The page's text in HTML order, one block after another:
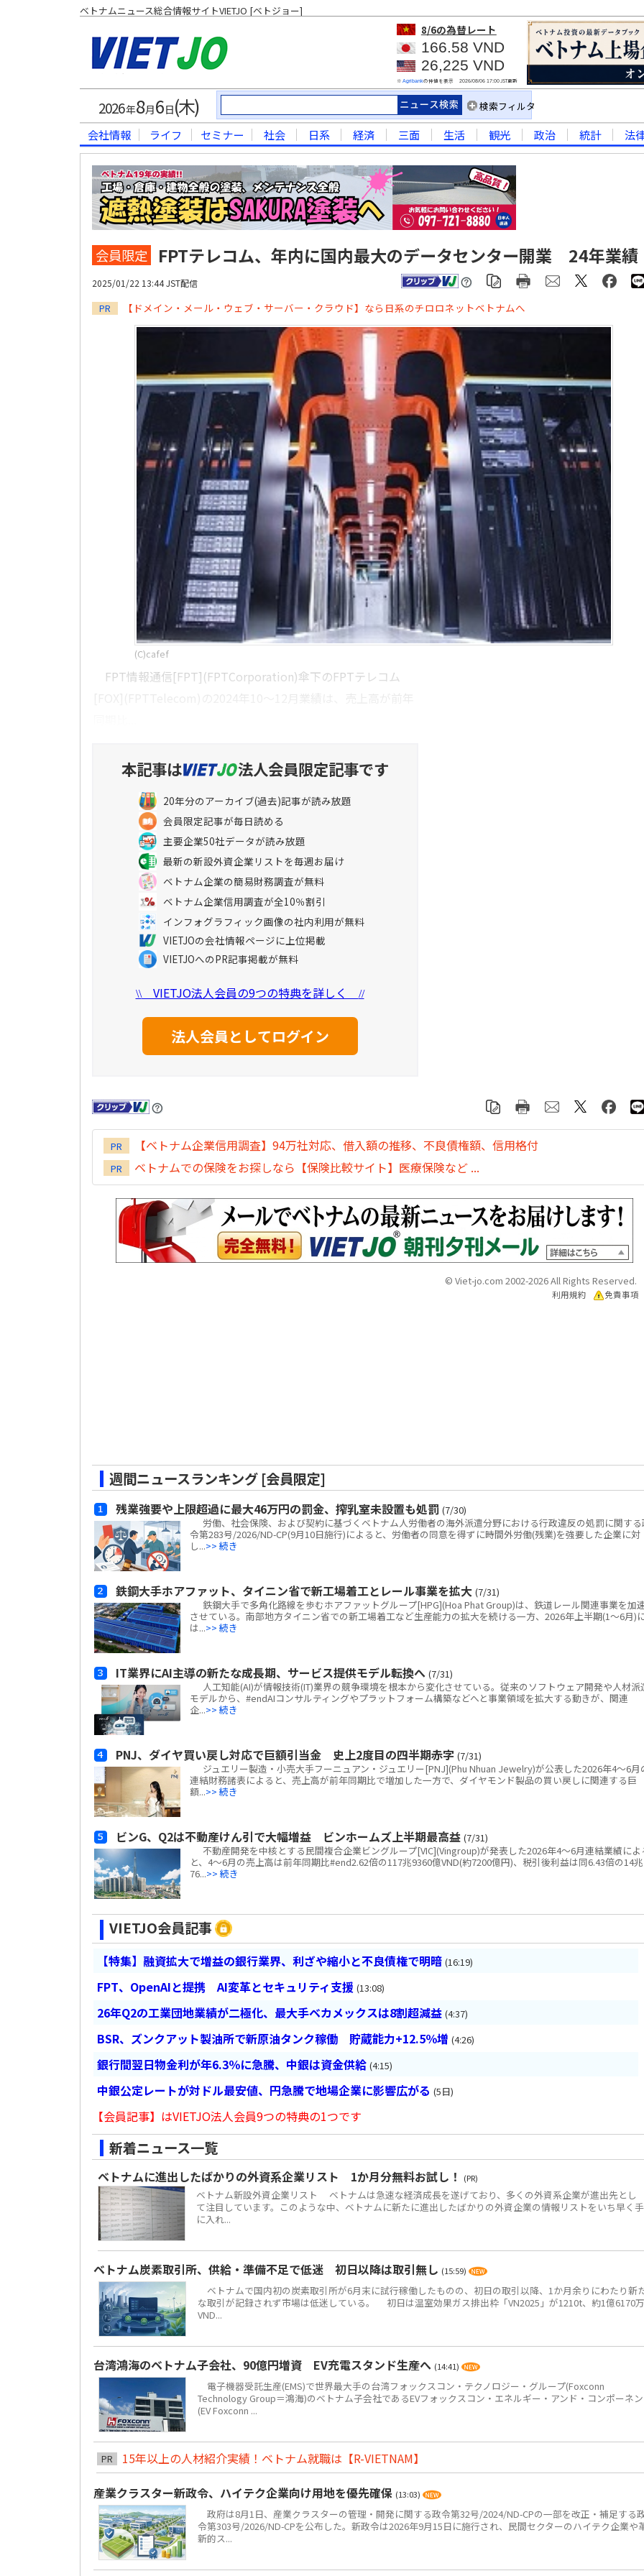
ベトナムニュース総合情報サイトVIETJO [ベトジョー]
8/6の為替レート
166.58 VND
26,225 VND
※ Agribankの仲値を表示 2026/08/06 17:00JST更新
2026年8月6 日(木) 検索フィルタ
会社情報 ライフ セミナー 社会 日系 経済 三面 生活 観光 政治 統計 法
会員限定 FPTテレコム、年内に国内最大のデータセンター開業 24年業績
2025/01/22 13:44 JST配信
PR 【ドメイン・メール・ウェブ・サーバー・クラウド】なら日系のチロロネットベトナムへ
(C)cafef
FPT情報通信[FPT](FPTCorporation)傘下のFPTテレコム
本記事は 法人会員限定記事です
20年分のアーカイブ(過去)記事が読み放題
会員限定記事が毎日読める
主要企業50社データが読み放題
最新の新設外資企業リストを毎週お届け
ベトナム企業の簡易財務調査が無料
ベトナム企業信用調査が全10％割引
インフォグラフィック画像の社内利用が無料
VIETJOの会社情報ページに上位掲載
VIETJOへのPR記事掲載が無料
\\VIETJO法人会員の9つの特典を詳しく //
PR 【ベトナム企業信用調査】94万社対応、借入額の推移、不良債権額、信用格付
PR ベトナムでの保険をお探しなら【保険比較サイト】医療保険など ...
© Viet-jo.com 2002-2026 All Rights Reserved.
利用規約 免責事項
週間ニュースランキング [会員限定]
残業強要や上限超過に最大46万円の罰金、搾乳室未設置も処罰 (7/30)
労働、社会保険、および契約に基づくベトナム人労働者の海外派遣分野における行政違反の処罰に関す
令第283号/2026/ND-CP(9月10日施行)によると、労働者の同意を得ずに時間外労働(残業)を強要した企業に対
し...>> 続き
鉄鋼大手ホアファット、タイニン省で新工場着工とレール事業を拡大 (7/31)
鉄鋼大手で多角化路線を歩むホアファットグループ[HPG](Hoa Phat Group)は、鉄道レール関連事業を加
させている。南部地方タイニン省での新工場着工など生産能力の拡大を続ける一方、2026年上半期(1～6月)
は...>> 続き
IT業界にAI主導の新たな成長期、サービス提供モデル転換へ (7/31)
人工知能(AI)が情報技術(IT)業界の競争環境を根本から変化させている。従来のソフトウェア開発や人材派
モデルから、#endAIコンサルティングやプラットフォーム構築などへと事業領域を拡大する動きが、関連
企...>> 続き
PNJ、ダイヤ買い戻し対応で巨額引当金 史上2度目の四半期赤字 (7/31)
ジュエリー製造・小売大手フーニュアン・ジュエリー[PNJ](Phu Nhuan Jewelry)が公表した2026年4～6月
連結財務諸表によると、売上高が前年同期比で増加した一方で、ダイヤモンド製品の買い戻しに関連する巨
額...>> 続き
ビンG、Q2は不動産けん引で大幅増益 ビンホームズ上半期最高益 (7/31)
不動産開発を中核とする民間複合企業ビングループ[VIC](Vingroup)が発表した2026年4～6月連結業績によ
と、4～6月の売上高は前年同期比#end2.62倍の117兆9360億VND(約7200億円)、税引後利益は同6.43倍の14兆
76...>> 続き
VIETJO会員記事
【特集】融資拡大で増益の銀行業界、利ざや縮小と不良債権で明暗 (16:19)
FPT、OpenAIと提携 AI変革とセキュリティ支援 (13:08)
26年Q2の工業団地業績が二極化、最大手ベカメックスは8割超減益 (4:37)
BSR、ズンクアット製油所で新原油タンク稼働 貯蔵能力+12.5％増 (4:26)
銀行間翌日物金利が年6.3％に急騰、中銀は資金供給 (4:15)
中銀公定レートが対ドル最安値、円急騰で地場企業に影響広がる (5日)
【会員記事】はVIETJO法人会員9つの特典の1つです
新着ニュース一覧
ベトナムに進出したばかりの外資系企業リスト 1か月分無料お試し！ (PR)
ベトナム新設外資企業リスト ベトナムは急速な経済成長を遂げており、多くの外資系企業が進出先とし
て注目しています。このような中、ベトナムに新たに進出したばかりの外資企業の情報リストをいち早く手
に入れ...
ベトナム炭素取引所、供給・準備不足で低迷 初日以降は取引無し (15:59)
ベトナムで国内初の炭素取引所が6月末に試行稼働したものの、初日の取引以降、1か月余りにわたり新
な取引が記録されず市場は低迷している。 初日は温室効果ガス排出枠「VN2025」が1210t、約1億6170万
VND...
台湾鴻海のベトナム子会社、90億円増資 EV充電スタンド生産へ (14:41)
電子機器受託生産(EMS)で世界最大手の台湾フォックスコン・テクノロジー・グループ(Foxconn
Technology Group＝鴻海)のベトナム子会社であるEVフォックスコン・エネルギー・アンド・コンポーネ
(EV Foxconn ...
PR
15年以上の人材紹介実績！ベトナム就職は【R-VIETNAM】
産業クラスター新政令、ハイテク企業向け用地を優先確保 (13:03)
政府は8月1日、産業クラスターの管理・開発に関する政令第32号/2024/ND-CPの一部を改正・補足する
令第303号/2026/ND-CPを公布した。新政令は2026年9月15日に施行され、民間セクターのハイテク企業や
新的ス...